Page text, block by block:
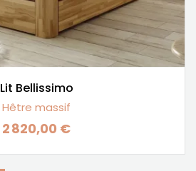
Lit Bellissimo
Hêtre massif
Prix
2 820,00 €